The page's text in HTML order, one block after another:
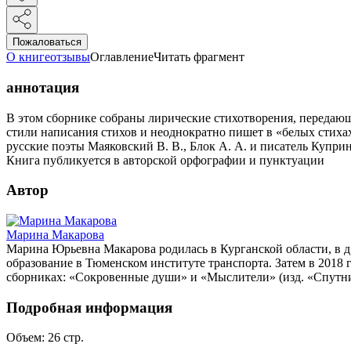
Пожаловаться
О книгеотзывыОглавлениеЧитать фрагмент
аннотация
В этом сборнике собраны лирические стихотворения,
стили написания стихов и неоднократно пишет в «белых
русские поэты Маяковский В. В., Блок А. А. и писатель
Книга публикуется в авторской орфографии и пунктуации
Автор
Марина Макарова
Марина Юрьевна Макарова родилась в Курганской области, в
образование в Тюменском институте транспорта. Затем в
сборниках: «Сокровенные души» и «Мыслители» (изд.
Подробная информация
Объем: 26 стр.